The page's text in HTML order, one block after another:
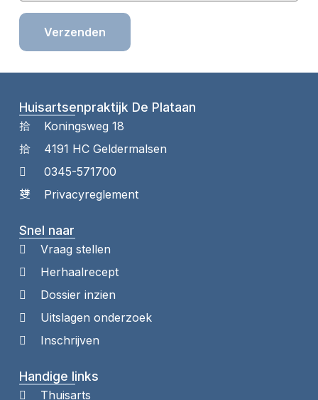
Verzenden
Huisartsenpraktijk De Plataan
Koningsweg 18
4191 HC Geldermalsen
0345-571700
Privacyreglement
Snel naar
Vraag stellen
Herhaalrecept
Dossier inzien
Uitslagen onderzoek
Inschrijven
Handige links
Thuisarts